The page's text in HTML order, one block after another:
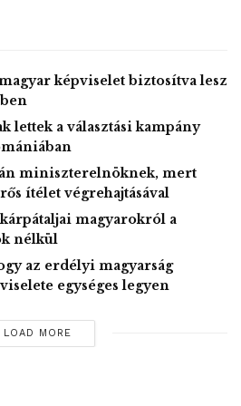
lelkéért zajlik” –
a nemzeteket”- tette hozzá, majd
is az emberek döntöttek, és
politikus sem győzhet, csak a
a Vajdasági Magyar
érdekvédelmi szervezet a
érvényre juttatni a magyarság
április 26-án tartanak
ám Aleksandar Vucic köztársasági
a járvány miatt.
képviselet biztosítva lesz
lettek a választási kampány
miniszterelnöknek, mert
ítélet végrehajtásával
magyarokról a
nélkül
az erdélyi magyarság
egységes legyen
LOAD MORE